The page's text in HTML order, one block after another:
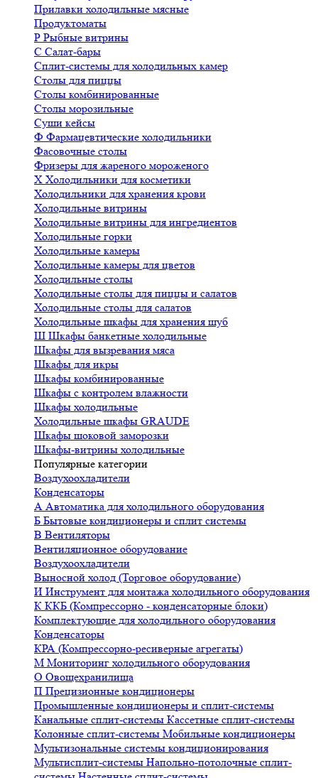
Прилавки холодильные мясные
Продуктоматы
Р Рыбные витрины
С Салат-бары
Сплит-системы для холодильных камер
Столы для пиццы
Столы комбинированные
Столы морозильные
Суши кейсы
Ф Фармацевтические холодильники
Фасовочные столы
Фризеры для жареного мороженого
Х Холодильники для косметики
Холодильники для хранения крови
Холодильные витрины
Холодильные витрины для ингредиентов
Холодильные горки
Холодильные камеры
Холодильные камеры для цветов
Холодильные столы
Холодильные столы для пиццы и салатов
Холодильные столы для салатов
Холодильные шкафы для хранения шуб
Ш Шкафы банкетные холодильные
Шкафы для вызревания мяса
Шкафы для икры
Шкафы комбинированные
Шкафы с контролем влажности
Шкафы холодильные
Холодильные шкафы GRAUDE
Шкафы шоковой заморозки
Шкафы-витрины холодильные
Популярные категории
Воздухоохладители
Конденсаторы
А Автоматика для холодильного оборудования
Б Бытовые кондиционеры и сплит системы
В Вентиляторы
Вентиляционное оборудование
Воздухоохладители
Выносной холод (Торговое оборудование)
И Инструмент для монтажа холодильного оборудования
К ККБ (Компрессорно - конденсаторные блоки)
Комплектующие для холодильного оборудования
Конденсаторы
КРА (Компрессорно-ресиверные агрегаты)
М Мониторинг холодильного оборудования
О Овощехранилища
П Прецизионные кондиционеры
Промышленные кондиционеры и сплит-системы
Канальные сплит-системы Кассетные сплит-системы
Колонные сплит-системы Мобильные кондиционеры
Мультизональные системы кондиционирования
Мультисплит-системы Напольно-потолочные сплит-